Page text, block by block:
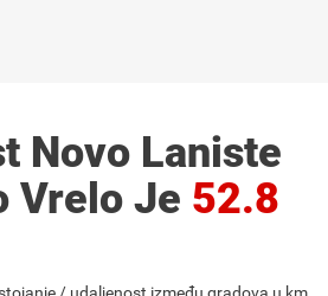
Novo Laniste
Vrelo Je 52.8